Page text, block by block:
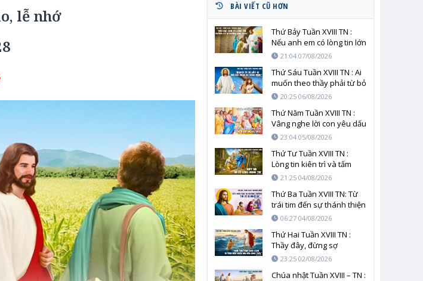
lễ nhớ
BÀI VIẾT CŨ HƠN
Thứ Bảy Tuần XVIII TN :
Nếu anh em có lòng tin lớn
bằng hạt cải
21:04 07/08/2026
Thứ Sáu Tuần XVIII TN : Ai
muốn theo thầy phải từ bỏ
chính mình
20:25 06/08/2026
Thứ Năm Tuần XVIII TN :
Vâng nghe lời con yêu dấu
23:04 05/08/2026
Thứ Tư Tuần XVIII TN :
Lòng tin kiên trì và tấm
lòng người mẹ trước tình
21:25 04/08/2026
Thứ Ba Tuần XVIII TN: Từ
trái tim đến sự thánh thiện
06:27 04/08/2026
Thứ Hai Tuần XVIII TN :
Thầy đây, đừng sợ
23:25 02/08/2026
Chúa nhật Tuần XVIII – TN :